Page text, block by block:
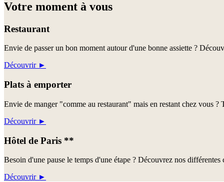
Votre moment à vous
Restaurant
Envie de passer un bon moment autour d'une bonne assiette ?
Découvrir►
Plats à emporter
Envie de manger "comme au restaurant" mais en restant chez vous ?
Découvrir►
Hôtel de Paris **
Besoin d'une pause le temps d'une étape ? Découvrez nos
Découvrir►